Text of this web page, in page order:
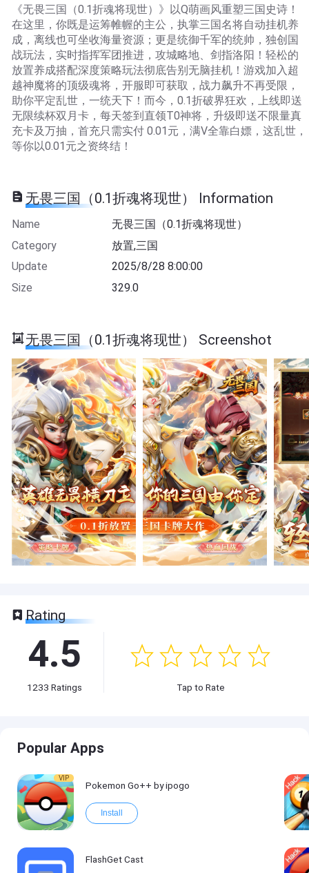
《无畏三国（0.1折魂将现世）》以Q萌画风重塑三国史诗！​​
在这里，你既是运筹帷幄的主公，执掌三国名将自动挂机养
成，离线也可坐收海量资源；更是统御千军的统帅，独创国
战​玩法，实时指挥军团推进，攻城略地、剑指洛阳！轻松的
放置养成搭配深度策略玩法彻底告别无脑挂机！游戏加入超
越神魔将的顶级魂将，开服即可获取，战力飙升不再受限，
助你平定乱世，一统天下！而今，0.1折破界狂欢​，上线即送
无限续杯双月卡，每天签到直领T0神将，升级即送不限量真
充卡及万抽，首充只需实付 ​0.01元，满V全靠白嫖，这乱世，
等你以0.01元之资终结！
无畏三国（0.1折魂将现世） Information
Name
无畏三国（0.1折魂将现世）
Category
放置,三国
Update
2025/8/28 8:00:00
Size
329.0
无畏三国（0.1折魂将现世） Screenshot
Rating
4.5
1233 Ratings Tap to Rate
Popular Apps
VIP
Pokemon Go++ by ipogo
Install
FlashGet Cast